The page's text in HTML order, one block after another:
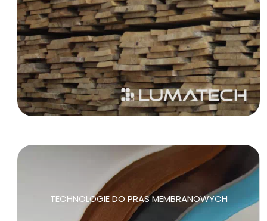
TECHNOLOGIE DO PRAS MEMBRANOWYCH